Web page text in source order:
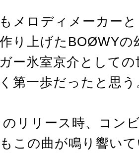
メロディメーカー
り上げたBOØWYの
ー氷室京介として
第一歩だったと思う
のリリース時、コン
この曲が鳴り響い